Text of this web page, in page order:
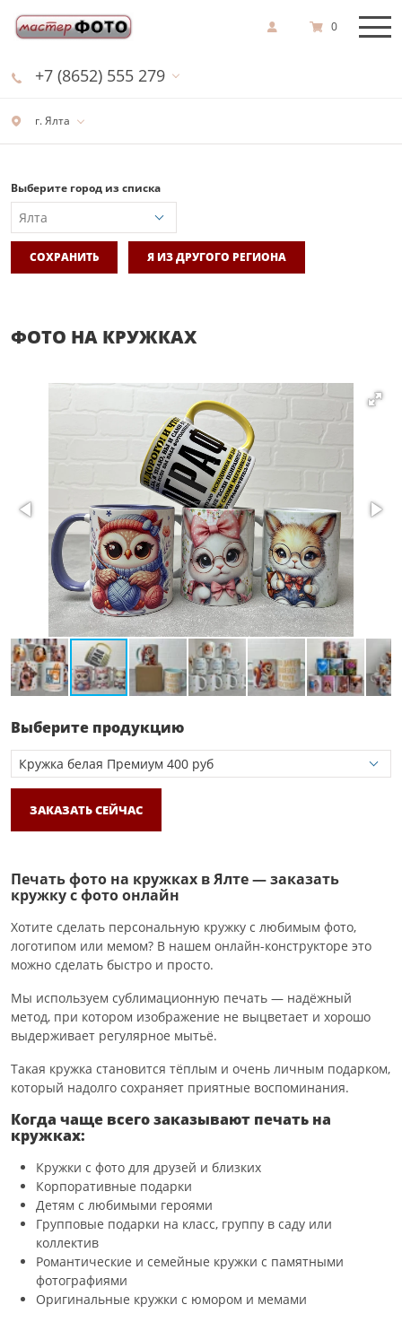
г. Ялта
+7 (8652) 555 279
0
Выберите город из списка
СОХРАНИТЬ Я ИЗ ДРУГОГО РЕГИОНА
ФОТО НА КРУЖКАХ
Выберите продукцию
ЗАКАЗАТЬ СЕЙЧАС
Печать фото на кружках в Ялте — заказать
кружку с фото онлайн
Хотите сделать персональную кружку с любимым фото,
логотипом или мемом? В нашем онлайн-конструкторе это
можно сделать быстро и просто.
Мы используем сублимационную печать — надёжный
метод, при котором изображение не выцветает и хорошо
выдерживает регулярное мытьё.
Такая кружка становится тёплым и очень личным подарком,
который надолго сохраняет приятные воспоминания.
Когда чаще всего заказывают печать на
кружках:
Кружки с фото для друзей и близких
Корпоративные подарки
Детям с любимыми героями
Групповые подарки на класс, группу в саду или
коллектив
Романтические и семейные кружки с памятными
фотографиями
Оригинальные кружки с юмором и мемами